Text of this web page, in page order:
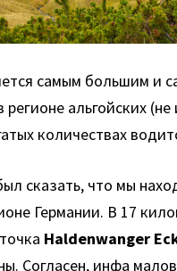
самым большим и
регионе альгойских
количествах
сказать, что мы
Германии. В 17
Haldenwanger
Согласен, инфа